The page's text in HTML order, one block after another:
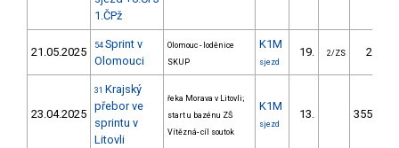
1.ČPž
21.05.2025 54 Sprint v
Olomouci
Olomouc - loděnice
SKUP
K1M
sjezd
19. 2/ZS 20.00
23.04.2025
31 Krajský
přebor ve
sprintu v
Litovli
řeka Morava v Litovli;
start u bazénu ZŠ
Vítězná- cíl soutok
K1M
sjezd
13. 3556.09